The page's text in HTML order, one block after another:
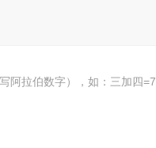
阿拉伯数字），如：三加四=7